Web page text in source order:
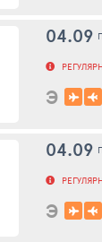
04.09
Э
04.09
Э